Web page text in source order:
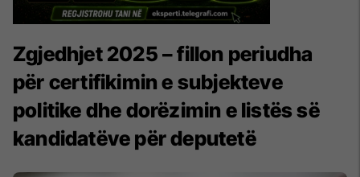
Zgjedhjet 2025 – fillon periudha
për certifikimin e subjekteve
politike dhe dorëzimin e listës së
kandidatëve për deputetë